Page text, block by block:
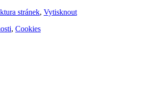
stránek, Vytisknout
, Cookies